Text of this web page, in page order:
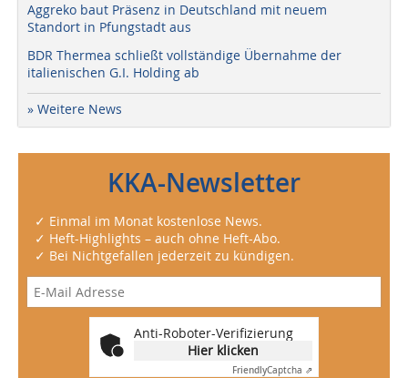
Aggreko baut Präsenz in Deutschland mit neuem
Standort in Pfungstadt aus
BDR Thermea schließt vollständige Übernahme der
italienischen G.I. Holding ab
» Weitere News
KKA-Newsletter
✓ Einmal im Monat kostenlose News.
✓ Heft-Highlights – auch ohne Heft-Abo.
✓ Bei Nichtgefallen jederzeit zu kündigen.
Anti-Roboter-Verifizierung
Hier klicken
FriendlyCaptcha ⇗